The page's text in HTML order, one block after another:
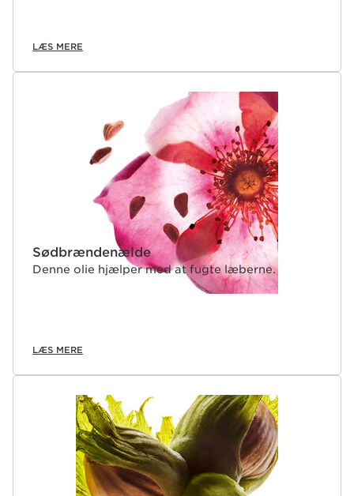
LÆS MERE
Sødbrændenælde
Denne olie hjælper med at fugte læberne.
LÆS MERE